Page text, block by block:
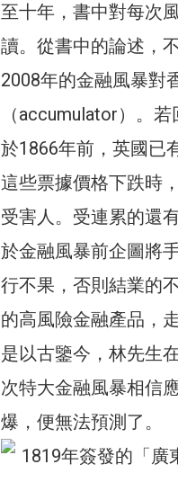
至十年，書中對每次
讀。從書中的論述，
2008年的金融風暴對
（accumulator）。
於1866年前，英國已
這些票據價格下跌時
受害人。受連累的還
於金融風暴前企圖將
行不果，否則結業的
的高風險金融產品，
是以古鑒今，林先生
次特大金融風暴相信
爆，便無法預測了。